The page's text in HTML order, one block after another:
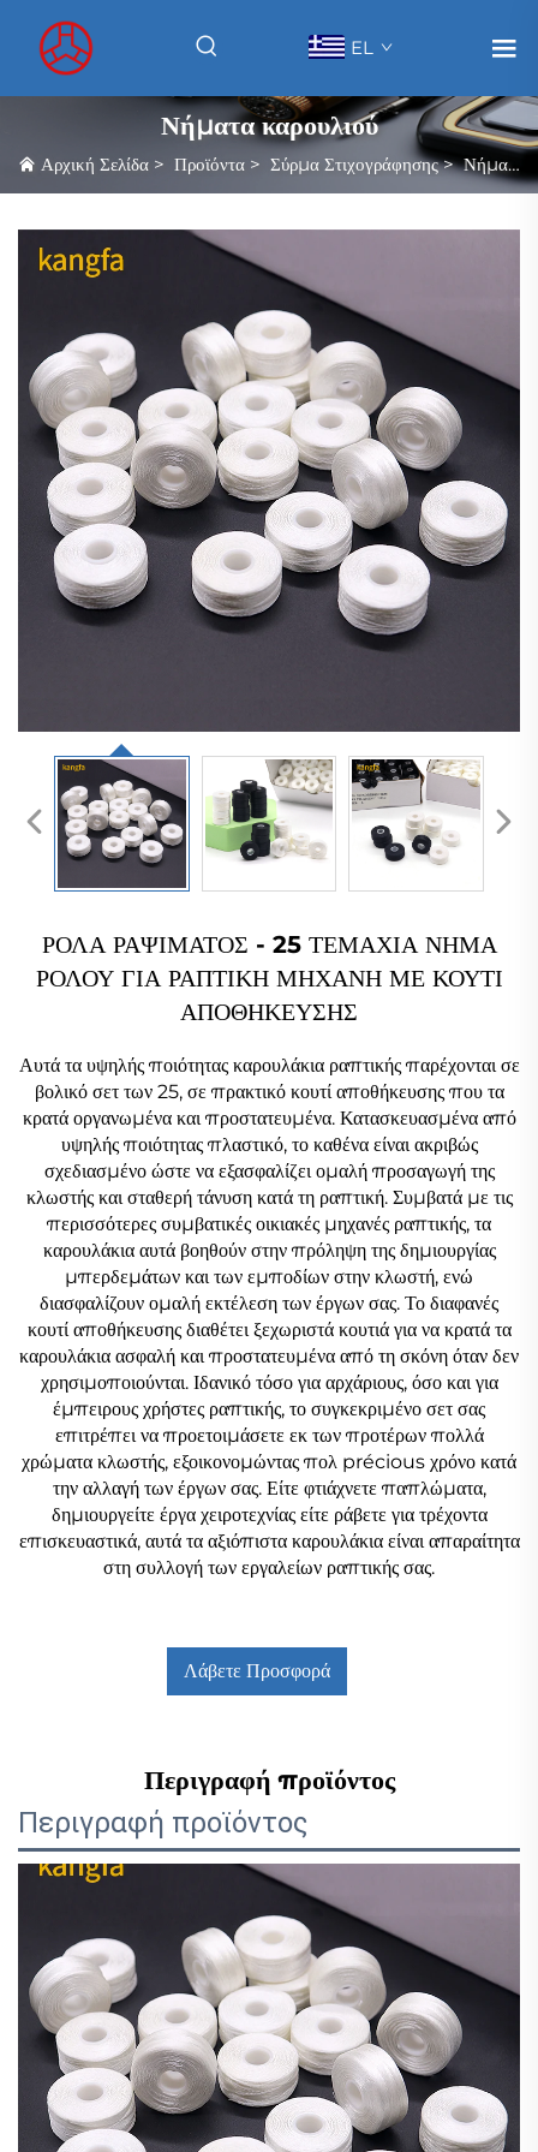
EL
Νήματα καρουλιού
Αρχική Σελίδα > Προϊόντα > Σύρμα Στιχογράφησης>Νήματα καρουλιού
ΡΟΛΑ ΡΑΨΙΜΑΤΟΣ - 25 ΤΕΜΑΧΙΑ ΝΗΜΑ
ΡΟΛΟΥ ΓΙΑ ΡΑΠΤΙΚΗ ΜΗΧΑΝΗ ΜΕ ΚΟΥΤΙ
ΑΠΟΘΗΚΕΥΣΗΣ
Αυτά τα υψηλής ποιότητας καρουλάκια ραπτικής παρέχονται σε
βολικό σετ των 25, σε πρακτικό κουτί αποθήκευσης που τα
κρατά οργανωμένα και προστατευμένα. Κατασκευασμένα από
υψηλής ποιότητας πλαστικό, το καθένα είναι ακριβώς
σχεδιασμένο ώστε να εξασφαλίζει ομαλή προσαγωγή της
κλωστής και σταθερή τάνυση κατά τη ραπτική. Συμβατά με τις
περισσότερες συμβατικές οικιακές μηχανές ραπτικής, τα
καρουλάκια αυτά βοηθούν στην πρόληψη της δημιουργίας
μπερδεμάτων και των εμποδίων στην κλωστή, ενώ
διασφαλίζουν ομαλή εκτέλεση των έργων σας. Το διαφανές
κουτί αποθήκευσης διαθέτει ξεχωριστά κουτιά για να κρατά τα
καρουλάκια ασφαλή και προστατευμένα από τη σκόνη όταν δεν
χρησιμοποιούνται. Ιδανικό τόσο για αρχάριους, όσο και για
έμπειρους χρήστες ραπτικής, το συγκεκριμένο σετ σας
επιτρέπει να προετοιμάσετε εκ των προτέρων πολλά
χρώματα κλωστής, εξοικονομώντας πολ précious χρόνο κατά
την αλλαγή των έργων σας. Είτε φτιάχνετε παπλώματα,
δημιουργείτε έργα χειροτεχνίας είτε ράβετε για τρέχοντα
επισκευαστικά, αυτά τα αξιόπιστα καρουλάκια είναι απαραίτητα
στη συλλογή των εργαλείων ραπτικής σας.
Λάβετε Προσφορά
Περιγραφή προϊόντος
Περιγραφή προϊόντος